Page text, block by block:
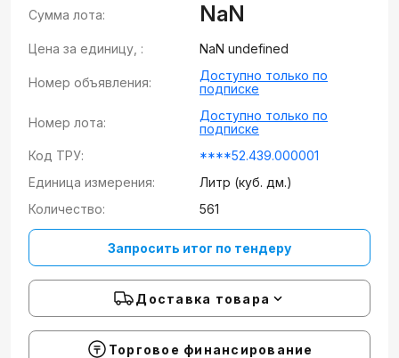
Сумма лота: NaN
Цена за единицу, : NaN undefined
Номер объявления:
Доступно только по
подписке
Номер лота:
Доступно только по
подписке
Код ТРУ:
****52.439.000001
Единица измерения:
Литр (куб. дм.)
Количество:
561
Запросить итог по тендеру
Доставка товара
Торговое финансирование